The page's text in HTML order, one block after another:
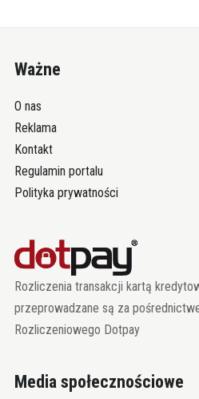
Ważne
O nas
Reklama
Kontakt
Regulamin portalu
Polityka prywatności
Rozliczenia transakcji kartą
przeprowadzane są za
Rozliczeniowego Dotpay
Media społecznościowe